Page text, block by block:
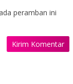
peramban ini